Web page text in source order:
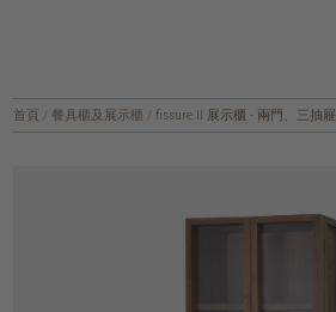
首頁 / 餐具櫃及展示櫃 / fissure II 展示櫃 - 兩門、三抽屜